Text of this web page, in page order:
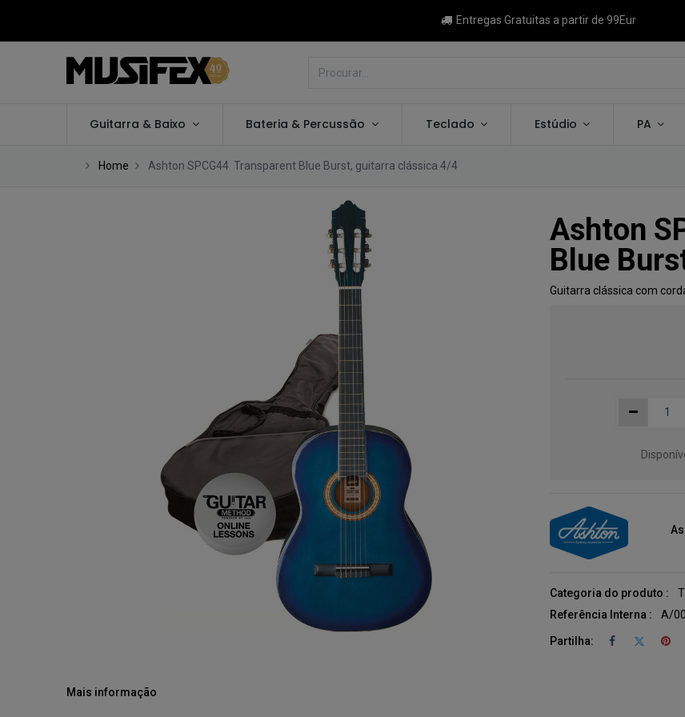
Entregas Gratuitas a partir de 99Eur
Guitarra & Baixo Bateria & Percussão Teclado Estúdio PA
Home Ashton SPCG44 Transparent Blue Burst, guitarra clássica 4/4
Ashton
Blue
Guitarra clássica com
Categoria do produto :
Referência Interna :
A/
Partilha:
Mais informação